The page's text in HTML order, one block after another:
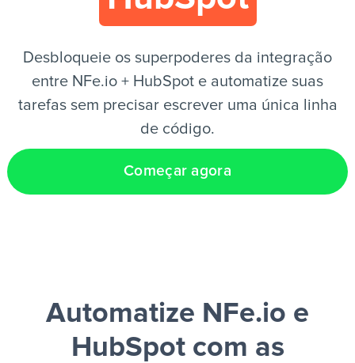
Desbloqueie os superpoderes da integração
entre NFe.io + HubSpot e automatize suas
tarefas sem precisar escrever uma única linha
de código.
Começar agora
Automatize NFe.io e
HubSpotcom as